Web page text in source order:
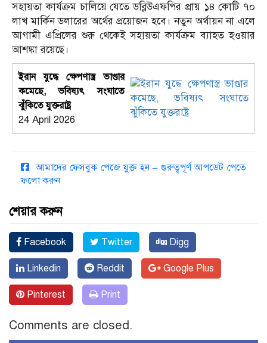
সহায়তা কার্যক্রম চালিয়ে যেতে ডব্লিউএফপির প্রায় ১৪ কোটি ৭০
লাখ মার্কিন ডলারের অর্থের প্রয়োজন হবে। নতুন অর্থায়ন না এলে
আগামী এপ্রিলের শুরু থেকেই সহায়তা কার্যক্রম ব্যাহত হওয়ার
আশঙ্কা রয়েছে।
ইরান যুদ্ধে ক্ষেপণাস্ত্র ভাণ্ডার
কমেছে, ভবিষ্যৎ সংঘাতে
ঝুঁকিতে যুক্তরাষ্ট্র
24 April 2026
আমাদের ফেসবুক পেজে যুক্ত হন – গুরুত্বপূর্ণ আপডেট পেতে
ফলো করুন
শেয়ার করুন
Facebook Twitter Digg
Linkedin Reddit Google Plus
Pinterest Print
Comments are closed.